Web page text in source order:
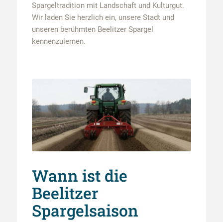
Spargeltradition mit Landschaft und Kulturgut.
Wir laden Sie herzlich ein, unsere Stadt und
unseren berühmten Beelitzer Spargel
kennenzulernen.
Wann ist die
Beelitzer
Spargelsaison